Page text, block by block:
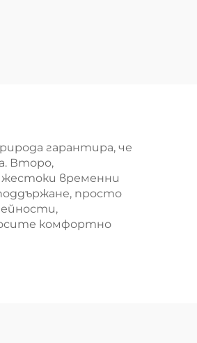
гарантира, че
Второ,
временни
просто
комфортно